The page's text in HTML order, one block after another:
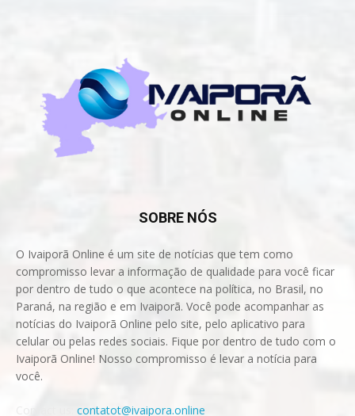
SOBRE NÓS
O Ivaiporã Online é um site de notícias que tem como
compromisso levar a informação de qualidade para você ficar
por dentro de tudo o que acontece na política, no Brasil, no
Paraná, na região e em Ivaiporã. Você pode acompanhar as
notícias do Ivaiporã Online pelo site, pelo aplicativo para
celular ou pelas redes sociais. Fique por dentro de tudo com o
Ivaiporã Online! Nosso compromisso é levar a notícia para
você.
contatot@ivaipora.online